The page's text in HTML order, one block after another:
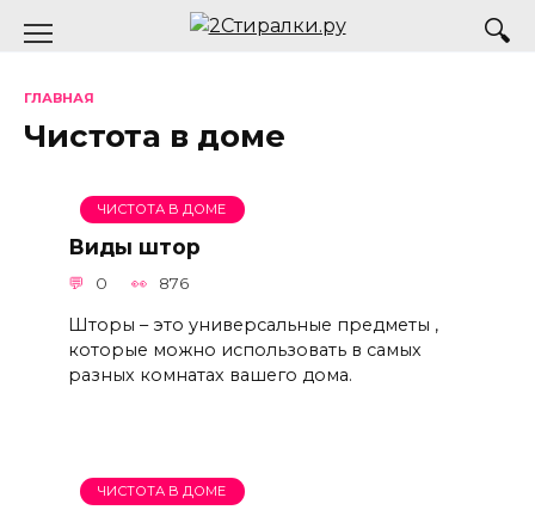
ГЛАВНАЯ
Чистота в доме
ЧИСТОТА В ДОМЕ
Виды штор
0 876
Шторы – это универсальные предметы ,
которые можно использовать в самых
разных комнатах вашего дома.
ЧИСТОТА В ДОМЕ